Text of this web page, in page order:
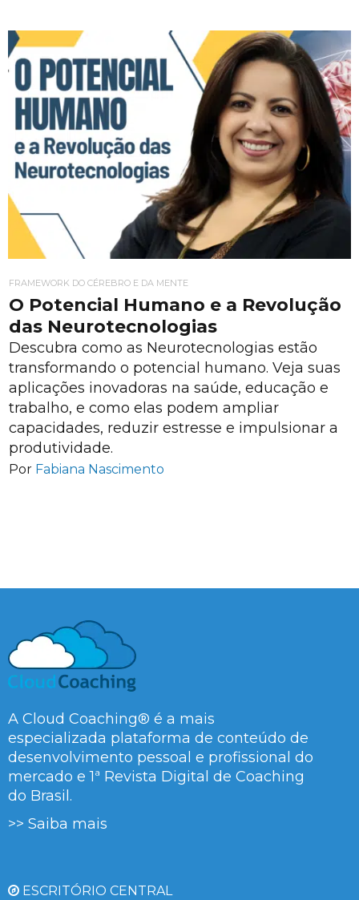
FRAMEWORK DO CÉREBRO E DA MENTE
O Potencial Humano e a Revolução
das Neurotecnologias
Descubra como as Neurotecnologias estão
transformando o potencial humano. Veja suas
aplicações inovadoras na saúde, educação e
trabalho, e como elas podem ampliar
capacidades, reduzir estresse e impulsionar a
produtividade.
Por Fabiana Nascimento
A Cloud Coaching® é a mais
especializada plataforma de conteúdo de
desenvolvimento pessoal e profissional do
mercado e 1ª Revista Digital de Coaching
do Brasil.
>> Saiba mais
ESCRITÓRIO CENTRAL